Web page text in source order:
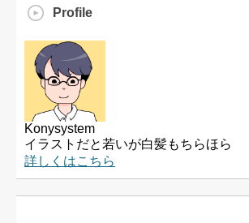
Profile
Konysystem
イラストだと若いが白髪もちらほら
詳しくはこちら